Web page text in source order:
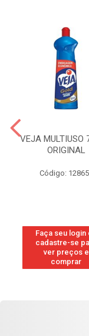
VEJA MULTIUSO
ORIGINAL
Código:
Faça seu login
cadastre-se
ver preços e
comprar